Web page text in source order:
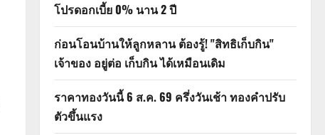
โปรดอกเบี้ย 0% นาน 2 ปี
ก่อนโอนบ้านให้ลูกหลาน ต้องรู้! "สิทธิเก็บกิน"
เจ้าของ อยู่ต่อ เก็บกิน ได้เหมือนเดิม
ราคาทองวันนี้ 6 ส.ค. 69 ครึ่งวันเช้า ทองคำปรับ
ตัวขึ้นแรง